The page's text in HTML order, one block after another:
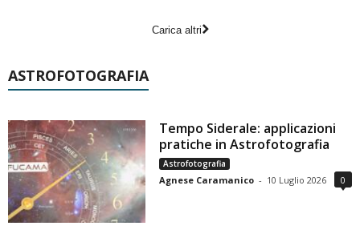
Carica altri
ASTROFOTOGRAFIA
Tempo Siderale: applicazioni
pratiche in Astrofotografia
Astrofotografia
Agnese Caramanico - 10 Luglio 2026 0